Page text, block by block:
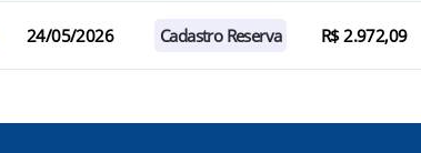
24/05/2026 Cadastro Reserva R$ 2.972,09